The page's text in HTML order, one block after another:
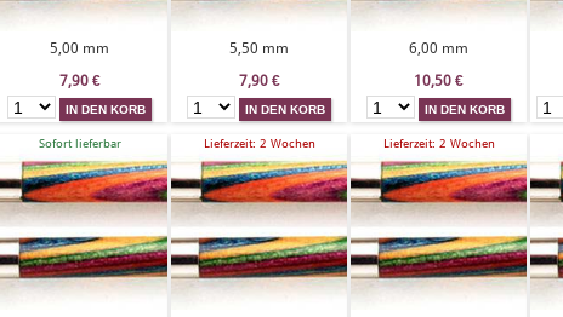
5,00 mm
7,90 €
5,50 mm
7,90 €
6,00 mm
10,50 €
Sofort lieferbar Lieferzeit: 2 Wochen Lieferzeit: 2 Wochen